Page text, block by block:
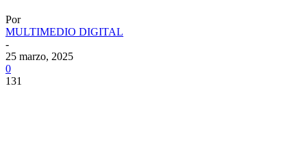
Por
MULTIMEDIO DIGITAL
-
25 marzo, 2025
0
131